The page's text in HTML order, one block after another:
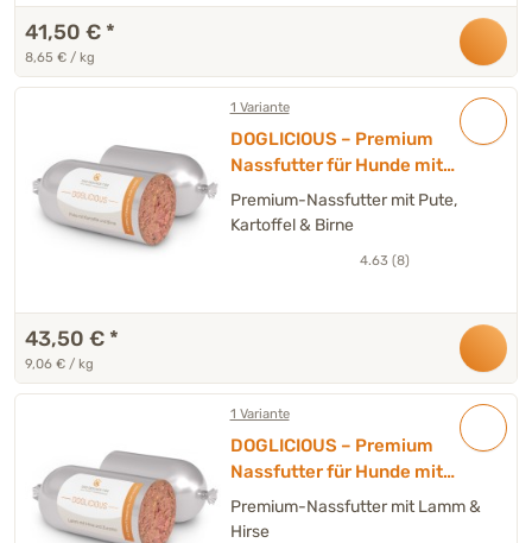
41,50 € *
8,65 € / kg
1 Variante
DOGLICIOUS – Premium
Nassfutter für Hunde mit
Pute, Kartoffel & Birne –
Wurst 6 x 800 g
Premium-Nassfutter mit Pute,
Kartoffel & Birne
4.63 (8)
43,50 € *
9,06 € / kg
1 Variante
DOGLICIOUS – Premium
Nassfutter für Hunde mit
Lamm & Hirse – Wurst 6 x
800 g
Premium-Nassfutter mit Lamm &
Hirse